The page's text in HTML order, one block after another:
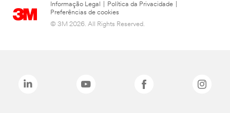
Informação Legal Política da Privacidade
Preferências de cookies
© 3M 2026. All Rights Reserved.